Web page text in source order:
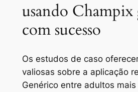
usando
com sucesso
Os estudos de caso
valiosas sobre a aplicação
Genérico entre adultos